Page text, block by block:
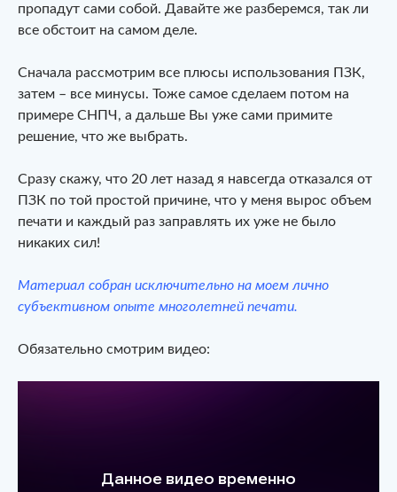
пропадут сами собой. Давайте же разберемся, так ли
все обстоит на самом деле.
Сначала рассмотрим все плюсы использования ПЗК,
затем – все минусы. Тоже самое сделаем потом на
примере СНПЧ, а дальше Вы уже сами примите
решение, что же выбрать.
Сразу скажу, что 20 лет назад я навсегда отказался от
ПЗК по той простой причине, что у меня вырос объем
печати и каждый раз заправлять их уже не было
никаких сил!
Материал собран исключительно на моем лично
субъективном опыте многолетней печати.
Обязательно смотрим видео: